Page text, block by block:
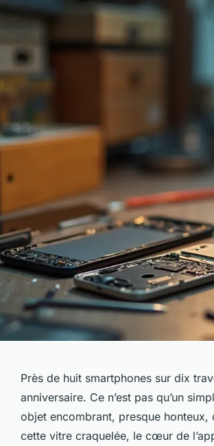
Près de huit smartphones sur dix
anniversaire. Ce n’est pas qu’un
objet encombrant, presque honteux,
cette vitre craquelée, le cœur de